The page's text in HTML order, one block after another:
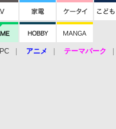
PC アニメ テーマパーク